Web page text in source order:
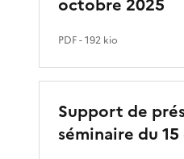
PDF- 192 kio
Support de
séminaire du